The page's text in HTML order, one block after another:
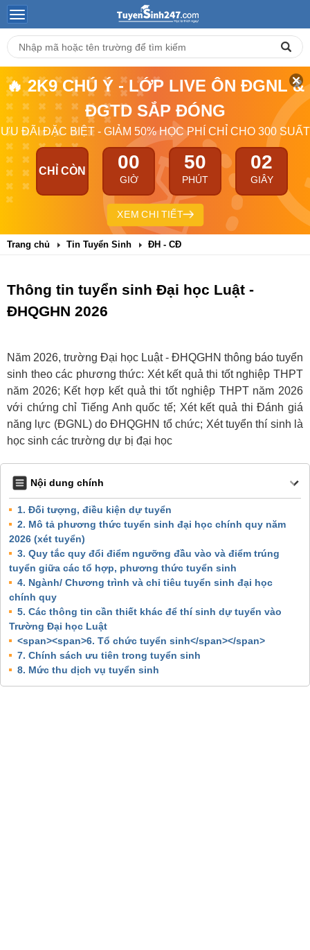
🔥 2K9 CHÚ Ý - LỚP LIVE ÔN ĐGNL &
ĐGTD SẮP ĐÓNG
ƯU ĐÃI ĐẶC BIỆT - GIẢM 50% HỌC PHÍ CHỈ CHO 300 SUẤT
CHỈ CÒN 00
GIỜ
50
PHÚT
00
GIÂY
XEM CHI TIẾT
Trang chủ Tin Tuyển Sinh ĐH - CĐ
Thông tin tuyển sinh Đại học Luật -
ĐHQGHN 2026
Năm 2026, trường Đại học Luật - ĐHQGHN thông báo tuyển
sinh theo các phương thức: Xét kết quả thi tốt nghiệp THPT
năm 2026; Kết hợp kết quả thi tốt nghiệp THPT năm 2026
với chứng chỉ Tiếng Anh quốc tế; Xét kết quả thi Đánh giá
năng lực (ĐGNL) do ĐHQGHN tổ chức; Xét tuyển thí sinh là
học sinh các trường dự bị đại học
Nội dung chính
1. Đối tượng, điều kiện dự tuyển
2. Mô tả phương thức tuyển sinh đại học chính quy năm
2026 (xét tuyển)
3. Quy tắc quy đổi điểm ngưỡng đầu vào và điểm trúng
tuyển giữa các tổ hợp, phương thức tuyển sinh
4. Ngành/ Chương trình và chỉ tiêu tuyển sinh đại học
chính quy
5. Các thông tin cần thiết khác để thí sinh dự tuyển vào
Trường Đại học Luật
<span><span>6. Tổ chức tuyển sinh</span></span>
7. Chính sách ưu tiên trong tuyển sinh
8. Mức thu dịch vụ tuyển sinh